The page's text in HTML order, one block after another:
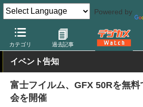
Powered by
カテゴリ 過去記事
デジカメ Watch カメラ ミラーレスカメ
イベント告知
富士フイルム、GFX 50Rを無
会を開催